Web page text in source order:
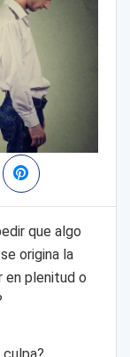
que algo
origina la
en plenitud o